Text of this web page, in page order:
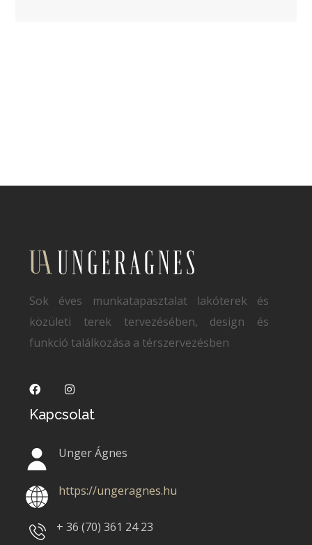
Sok éves munkatapasztalat lakóterek és
közületi terek tervezésében, design és
funkció találkozása a térszervezésben
Kapcsolat
Unger Ágnes
https://ungeragnes.hu
+ 36 (70)361 24 23